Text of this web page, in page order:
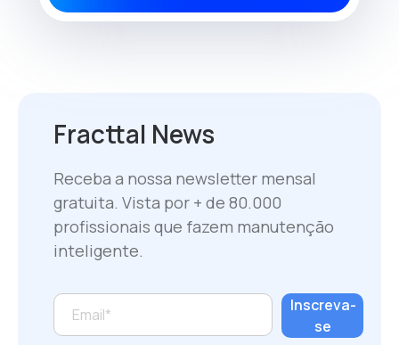
Fracttal News
Receba a nossa newsletter mensal
gratuita. Vista por + de 80.000
profissionais que fazem manutenção
inteligente.